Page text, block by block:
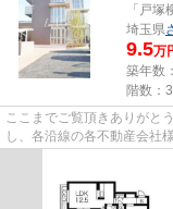
「戸
埼玉県
9.5万
築年数
階数：
ここまでご覧頂きありがと
し、各沿線の各不動産会社